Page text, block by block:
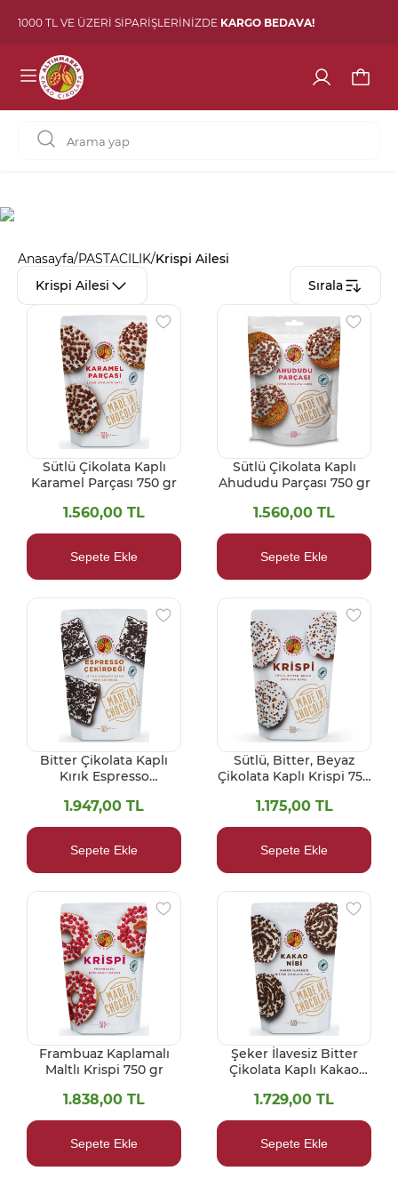
1000 TL VE ÜZERİ SİPARİŞLERİNİZDE KARGO BEDAVA!
Anasayfa/PASTACILIK/Krispi Ailesi
Krispi Ailesi
Sırala
Sütlü Çikolata Kaplı
Karamel Parçası 750 gr
1.560,00 TL
Sepete Ekle
Sütlü Çikolata Kaplı
Ahududu Parçası 750 gr
1.560,00 TL
Sepete Ekle
Bitter Çikolata Kaplı
Kırık Espresso
1.947,00 TL
Sepete Ekle
Sütlü, Bitter, Beyaz
Çikolata Kaplı Krispi 750
1.175,00 TL
Sepete Ekle
Frambuaz Kaplamalı
Maltlı Krispi 750 gr
1.838,00 TL
Sepete Ekle
Şeker İlavesiz Bitter
Çikolata Kaplı Kakao
1.729,00 TL
Sepete Ekle